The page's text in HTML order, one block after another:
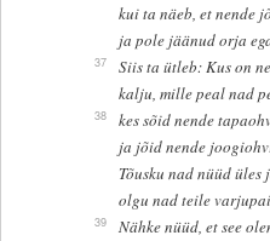
kui ta näeb, et nende
ja pole jäänud orja
37
Siis ta ütleb: Kus on
kalju, mille peal nad
38
kes sõid nende
ja jõid nende
Tõusku nad nüüd
olgu nad teile
39
Nähke nüüd, et see